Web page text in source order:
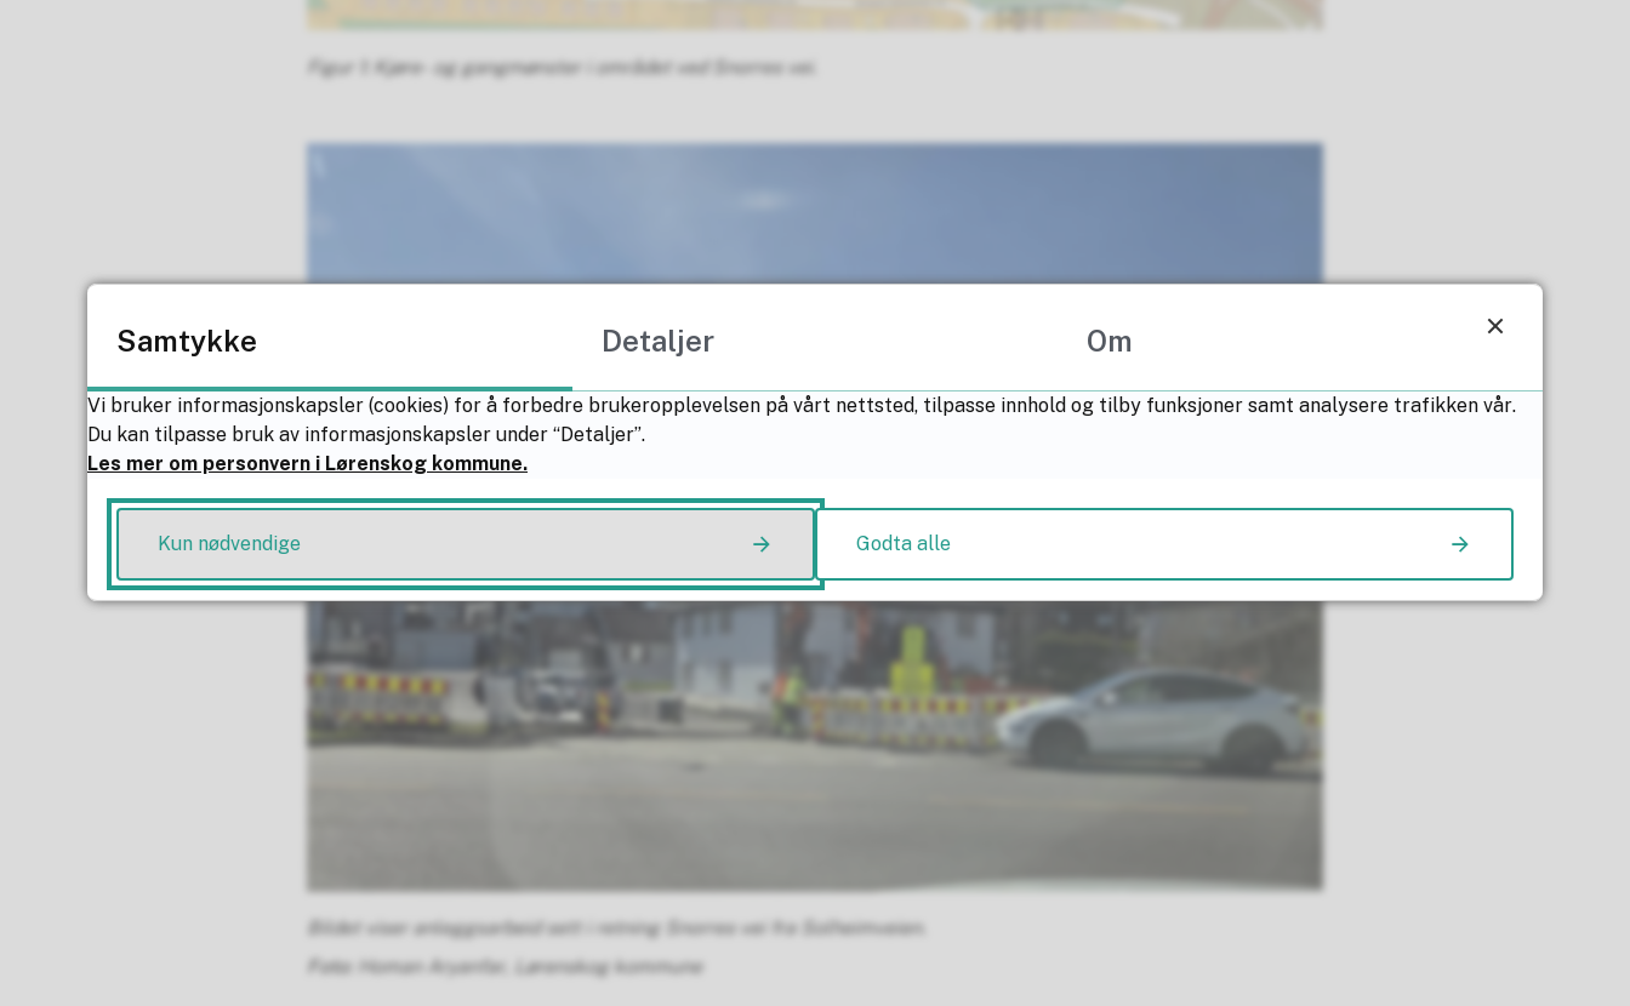
Figur 1: Kjøre- og gangmønster i området ved Snorres vei.
Bildet viser anleggsarbeid sett i retning Snorres vei fra Solheimveien.
Homan Aryanfar, Lørenskog kommune
Samtykke Detaljer Om
Vi bruker informasjonskapsler (cookies) for å forbedre brukeropplevelsen på vårt nettsted, tilpasse innhold og tilby funksjoner samt analysere trafikken vår.
Du kan tilpasse bruk av informasjonskapsler under “Detaljer”.
Les mer om personvern i Lørenskog kommune.
Kun nødvendige Godta alle